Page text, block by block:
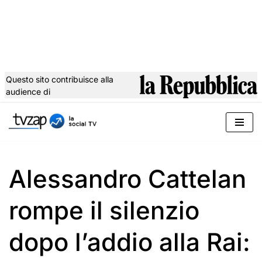
al
Questo sito contribuisce alla
audience di
Alessandro Cattelan
rompe il silenzio
dopo l’addio alla Rai: